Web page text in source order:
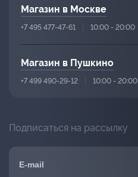
Магазин в Москве
+7 495 477-47-61 10:00 - 20:00
Магазин в Пушкино
+7 499 490-29-12 10:00 - 20:00
Подписаться на рассылку